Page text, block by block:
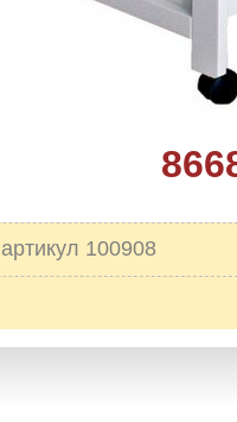
артикул 100908